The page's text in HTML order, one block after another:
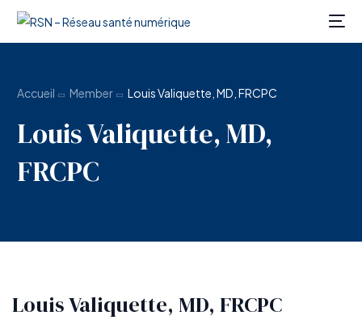
Accueil Member Louis Valiquette, MD, FRCPC
Louis Valiquette, MD,
FRCPC
Louis Valiquette, MD, FRCPC